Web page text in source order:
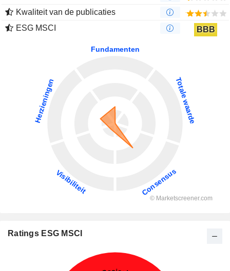
Kwaliteit van de publicaties
ESG MSCI
BBB
Ratings ESG MSCI